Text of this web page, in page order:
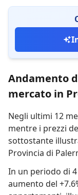
Andamento
mercato in
Negli ultimi 12
mentre i prezzi
sottostante
Provincia di
In un periodo di
aumento del